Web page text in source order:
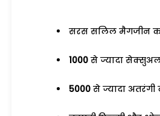
सरस सलिल मैगजीन
1000 से ज्यादा
5000 से ज्यादा अतरंगी